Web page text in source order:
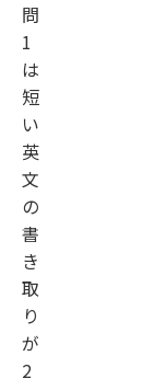
問
1
は
短
い
英
文
の
書
き
取
り
が
2